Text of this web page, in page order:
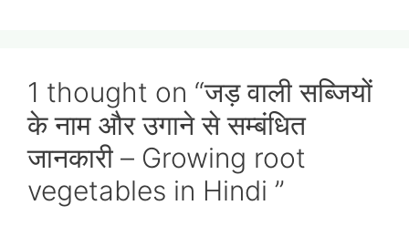
1 thought on “जड़ वाली सब्जियों
के नाम और उगाने से सम्बंधित
जानकारी – Growing root
vegetables in Hindi ”